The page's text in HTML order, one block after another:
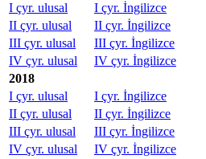
I çyr. ulusal
I çyr. İngilizce
II çyr. ulusal
II çyr. İngilizce
III çyr. ulusal
III çyr. İngilizce
IV çyr. ulusal
IV çyr. İngilizce
2018
I çyr. ulusal
I çyr. İngilizce
II çyr. ulusal
II çyr. İngilizce
III çyr. ulusal
III çyr. İngilizce
IV çyr. ulusal
IV çyr. İngilizce